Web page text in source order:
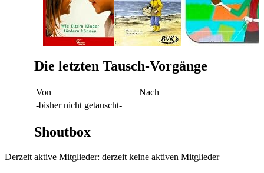
Die letzten Tausch-Vorgänge
Von
Nach
-bisher nicht getauscht-
Shoutbox
Derzeit aktive Mitglieder: derzeit keine aktiven Mitglieder